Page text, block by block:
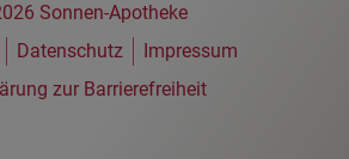
Sonnen-Apotheke
Datenschutz
Impressum
zur Barrierefreiheit